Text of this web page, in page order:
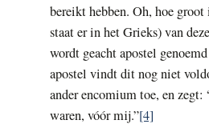
bereikt hebben. Oh, hoe
staat er in het Grieks) van
wordt geacht apostel
apostel vindt dit nog niet
ander encomium toe, en
waren, vóór mij.”[4]